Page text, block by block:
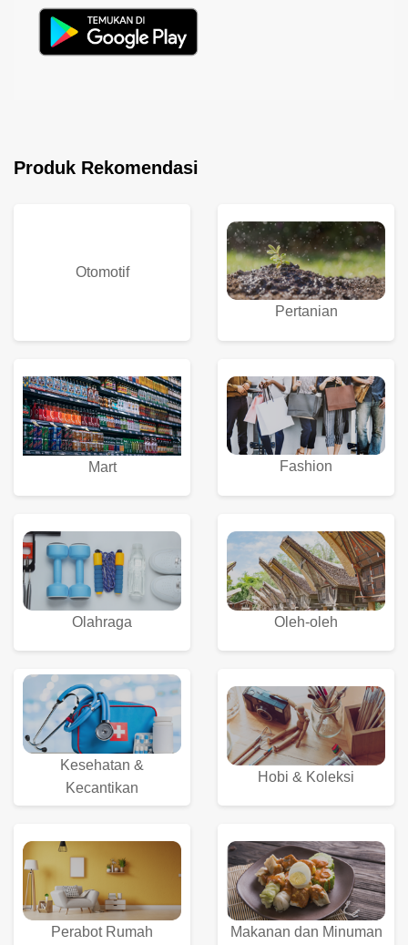
Produk Rekomendasi
Otomotif
Pertanian
Mart Fashion
Olahraga Oleh-oleh
Kesehatan &
Kecantikan
Hobi & Koleksi
Perabot Rumah Makanan dan Minuman